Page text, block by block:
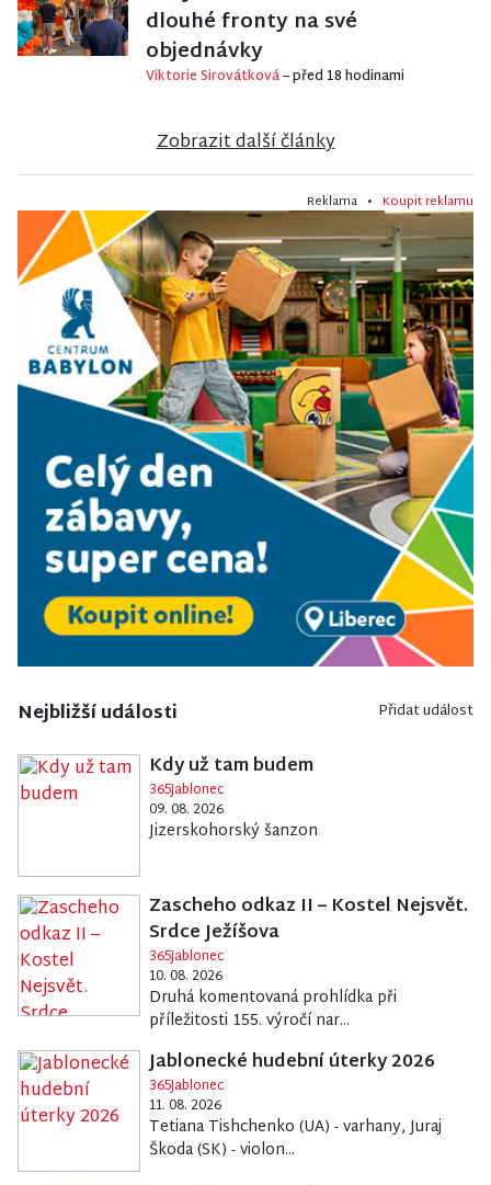
dlouhé fronty na své
objednávky
Viktorie Sirovátková– před 18 hodinami
Zobrazit další články
Reklama • Koupit reklamu
Nejbližší události Přidat událost
Kdy už tam budem
365Jablonec
09. 08. 2026
Jizerskohorský šanzon
Zascheho odkaz II – Kostel Nejsvět.
Srdce Ježíšova
365Jablonec
10. 08. 2026
Druhá komentovaná prohlídka při
příležitosti 155. výročí nar...
Jablonecké hudební úterky 2026
365Jablonec
11. 08. 2026
Tetiana Tishchenko (UA) - varhany, Juraj
Škoda (SK) - violon...